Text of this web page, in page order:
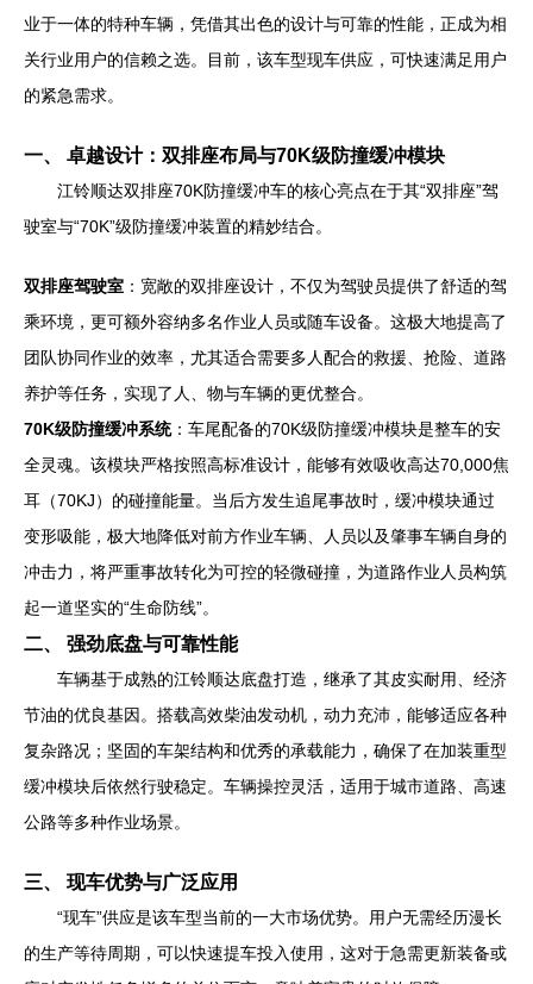
业于一体的特种车辆，凭借其出色的设计与可靠的性能，正成为相
关行业用户的信赖之选。目前，该车型现车供应，可快速满足用户
的紧急需求。
一、 卓越设计：双排座布局与70K级防撞缓冲模块
江铃顺达双排座70K防撞缓冲车的核心亮点在于其“双排座”驾
驶室与“70K”级防撞缓冲装置的精妙结合。
双排座驾驶室 ：宽敞的双排座设计，不仅为驾驶员提供了舒适的驾
乘环境，更可额外容纳多名作业人员或随车设备。这极大地提高了
团队协同作业的效率，尤其适合需要多人配合的救援、抢险、道路
养护等任务，实现了人、物与车辆的更优整合。
70K级防撞缓冲系统：车尾配备的70K级防撞缓冲模块是整车的安
全灵魂。该模块严格按照高标准设计，能够有效吸收高达70,000焦
耳（70KJ）的碰撞能量。当后方发生追尾事故时，缓冲模块通过
变形吸能，极大地降低对前方作业车辆、人员以及肇事车辆自身的
冲击力，将严重事故转化为可控的轻微碰撞，为道路作业人员构筑
起一道坚实的“生命防线”。
二、 强劲底盘与可靠性能
车辆基于成熟的江铃顺达底盘打造，继承了其皮实耐用、经济
节油的优良基因。搭载高效柴油发动机，动力充沛，能够适应各种
复杂路况；坚固的车架结构和优秀的承载能力，确保了在加装重型
缓冲模块后依然行驶稳定。车辆操控灵活，适用于城市道路、高速
公路等多种作业场景。
三、 现车优势与广泛应用
“现车”供应是该车型当前的一大市场优势。用户无需经历漫长
的生产等待周期，可以快速提车投入使用，这对于急需更新装备或